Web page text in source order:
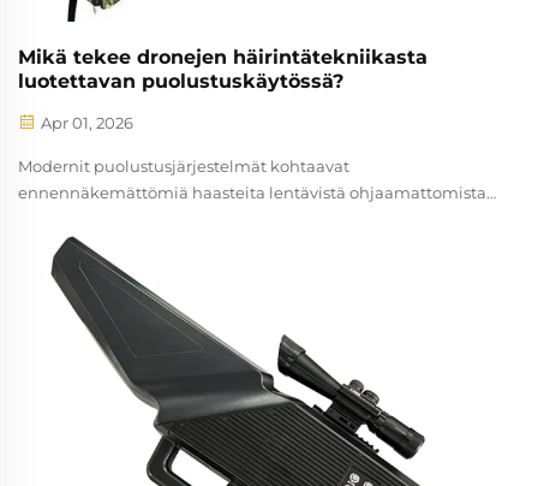
Mikä tekee dronejen häirintätekniikasta
luotettavan puolustuskäytössä?
Apr 01, 2026
Modernit puolustusjärjestelmät kohtaavat
ennennäkemättömiä haasteita lentävistä ohjaamattomista
ilmatilaan, suorittaa tiedustelutoimintaa tai toimittaa
haitallisesti vaikuttavia lasteja.